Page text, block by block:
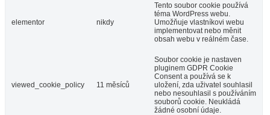
elementor nikdy
Tento soubor cookie používá
téma WordPress webu.
Umožňuje vlastníkovi webu
implementovat nebo měnit
obsah webu v reálném čase.
viewed_cookie_policy 11 měsíců
Soubor cookie je nastaven
pluginem GDPR Cookie
Consent a používá se k
uložení, zda uživatel souhlasil
nebo nesouhlasil s používáním
souborů cookie. Neukládá
žádné osobní údaje.